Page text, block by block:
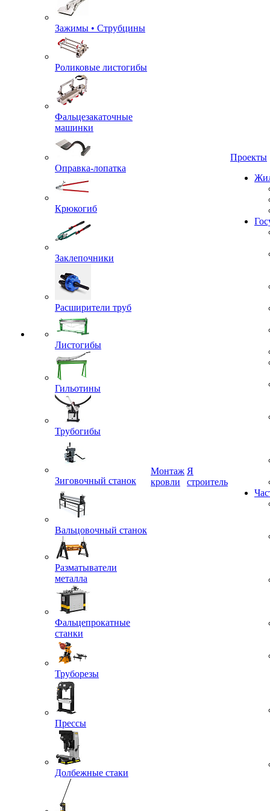
Зажимы • Струбцины
Роликовые листогибы
Фальцезакаточные
машинки
Оправка-лопатка
Крюкогиб
Заклепочники
Расширители труб
Листогибы
Гильотины
Трубогибы
Зиговочный станок
Вальцовочный станок
Разматыватели
металла
Фальцепрокатные
станки
Труборезы
Прессы
Долбежные стаки
кровли
строитель